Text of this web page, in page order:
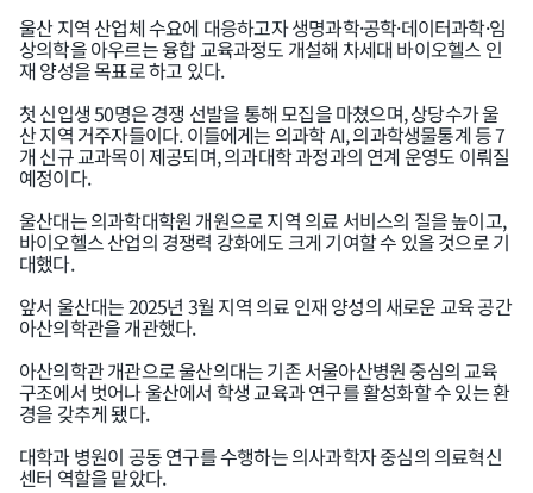
울산 지역 산업체 수요에 대응하고자 생명과학·공학·데이터과학·임
상의학을 아우르는 융합 교육과정도 개설해 차세대 바이오헬스 인
재 양성을 목표로 하고 있다.
첫 신입생 50명은 경쟁 선발을 통해 모집을 마쳤으며, 상당수가 울
산 지역 거주자들이다. 이들에게는 의과학 AI, 의과학생물통계 등 7
개 신규 교과목이 제공되며, 의과대학 과정과의 연계 운영도 이뤄질
예정이다.
울산대는 의과학대학원 개원으로 지역 의료 서비스의 질을 높이고,
바이오헬스 산업의 경쟁력 강화에도 크게 기여할 수 있을 것으로 기
대했다.
앞서 울산대는 2025년 3월 지역 의료 인재 양성의 새로운 교육 공간
아산의학관을 개관했다.
아산의학관 개관으로 울산의대는 기존 서울아산병원 중심의 교육
구조에서 벗어나 울산에서 학생 교육과 연구를 활성화할 수 있는 환
경을 갖추게 됐다.
대학과 병원이 공동 연구를 수행하는 의사과학자 중심의 의료혁신
센터 역할을 맡았다.